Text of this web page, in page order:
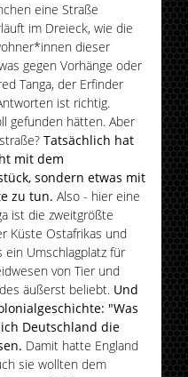
eine Straße
im Dreieck, wie die
dieser
gegen Vorhänge oder
Tanga, der Erfinder
ist richtig.
gefunden hätten. Aber
Tatsächlich hat
mit dem
sondern etwas mit
zu tun. Also - hier eine
ist die zweitgrößte
Küste Ostafrikas und
ein Umschlagplatz für
von Tier und
äußerst beliebt. Und
"Was
Deutschland die
Damit hatte England
sie wollten dem